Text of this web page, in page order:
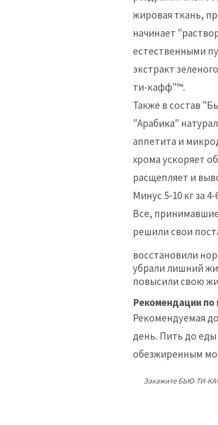
жировая ткань,
начинает
естественными
экстракт
ти-кафф"™.
Также в состав
"Арабика"
аппетита и
хрома ускоряет
расщепляет и
Минус 5-10 кг за
Все,
решили свои
восстановили
убрали лишний
повысили свою
Рекомендации
Рекомендуемая
день. Пить до
обезжиренным
Закажите БЬЮ-ТИ-